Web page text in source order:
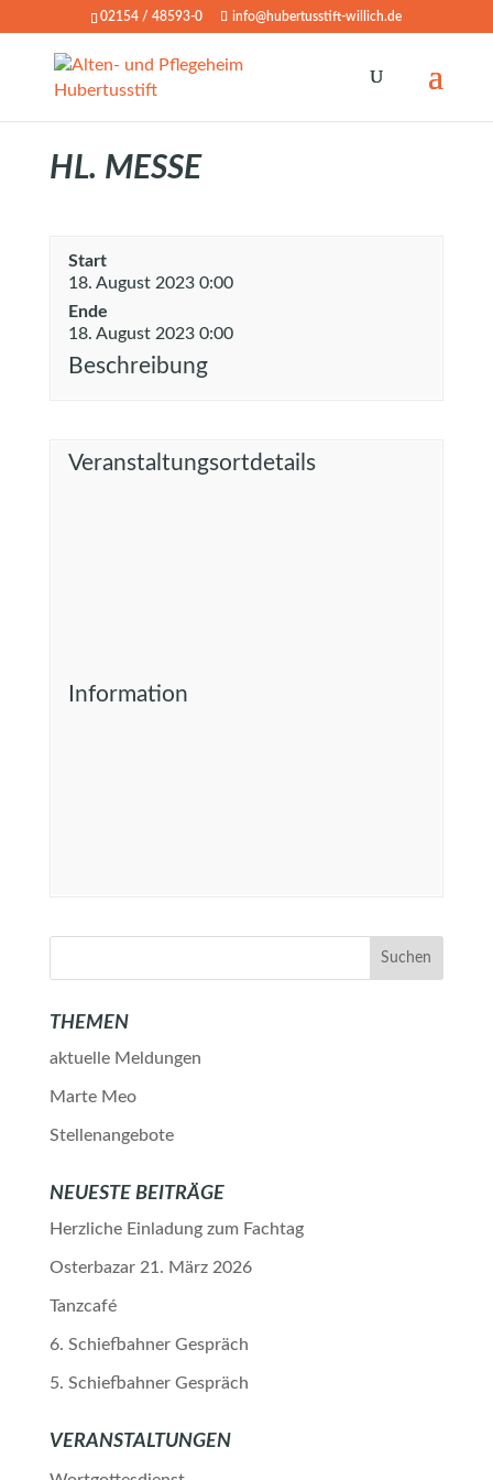
02154 / 48593-0 info@hubertusstift-willich.de
HL. MESSE
Start
18. August 2023 0:00
Ende
18. August 2023 0:00
Beschreibung
Veranstaltungsortdetails
Information
THEMEN
aktuelle Meldungen
Marte Meo
Stellenangebote
NEUESTE BEITRÄGE
Herzliche Einladung zum Fachtag
Osterbazar 21. März 2026
Tanzcafé
6. Schiefbahner Gespräch
5. Schiefbahner Gespräch
VERANSTALTUNGEN